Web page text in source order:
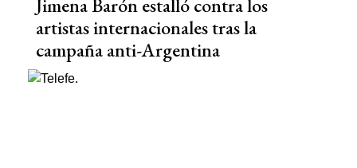
artistas internacionales tras la
campaña anti-Argentina